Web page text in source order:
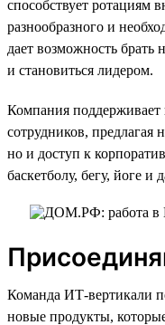
способствует ротациям
разнообразного и
дает возможность брать
и становиться лидером.
Компания поддерживает
сотрудников, предлагая
но и доступ к
баскетболу, бегу, йоге и
Команда ИТ-вертикали
новые продукты,